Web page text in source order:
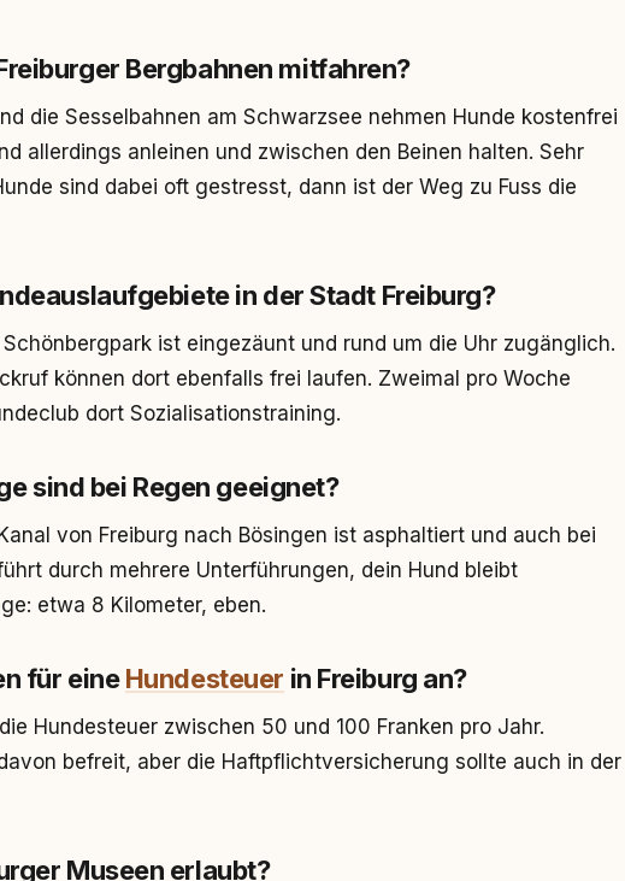
Bergbahnen mitfahren?
die Sesselbahnen am Schwarzsee nehmen Hunde kostenfrei
allerdings anleinen und zwischen den Beinen halten. Sehr
sind dabei oft gestresst, dann ist der Weg zu Fuss die
in der Stadt Freiburg?
ist eingezäunt und rund um die Uhr zugänglich.
können dort ebenfalls frei laufen. Zweimal pro Woche
dort Sozialisationstraining.
sind bei Regen geeignet?
von Freiburg nach Bösingen ist asphaltiert und auch bei
durch mehrere Unterführungen, dein Hund bleibt
etwa 8 Kilometer, eben.
für eineHundesteuer in Freiburg an?
Hundesteuer zwischen 50 und 100 Franken pro Jahr.
befreit, aber die Haftpflichtversicherung sollte auch in der
Museen erlaubt?